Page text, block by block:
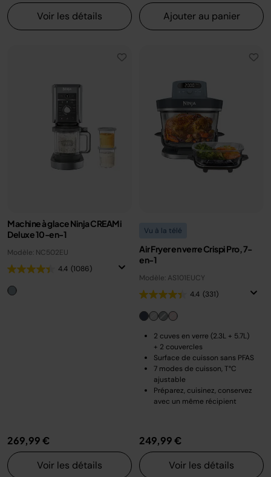
Voir les détails Ajouter au panier
Machine à glace Ninja CREAMi
Deluxe 10-en-1
Modèle: NC502EU
4.4 (1086)
269,99 €
Voir les détails
Vu à la télé
Air Fryer en verre Crispi Pro, 7-
en-1
Modèle: AS101EUCY
4.4 (331)
2 cuves en verre (2.3L + 5.7L)
+ 2 couvercles
Surface de cuisson sans PFAS
7 modes de cuisson, T°C
ajustable
Préparez, cuisinez, conservez
avec un même récipient
249,99 €
Voir les détails